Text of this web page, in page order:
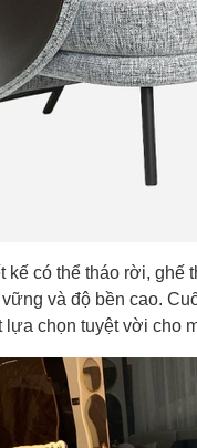
kế có thể tháo rời, ghế
và độ bền cao.
lựa chọn tuyệt vời cho